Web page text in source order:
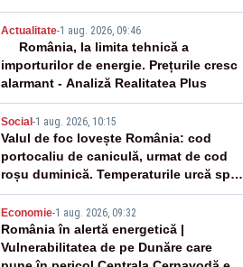
Actualitate-1 aug. 2026, 09:46
România, la limita tehnică a
importurilor de energie. Prețurile cresc
alarmant - Analiză Realitatea Plus
Social -1 aug. 2026, 10:15
Valul de foc lovește România: cod
portocaliu de caniculă, urmat de cod
roșu duminică. Temperaturile urcă spre
40°C
Economie-1 aug. 2026, 09:32
România în alertă energetică |
Vulnerabilitatea de pe Dunăre care